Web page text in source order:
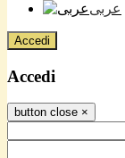
عربى
Accedi
Accedi
button close ×